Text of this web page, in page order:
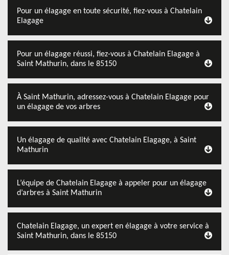
Pour un élagage en toute sécurité, fiez-vous à Chatelain
Elagage
Pour un élagage réussi, fiez-vous à Chatelain Elagage à
Saint Mathurin, dans le 85150
À Saint Mathurin, adressez-vous à Chatelain Elagage pour
un élagage de vos arbres
Un élagage de qualité avec Chatelain Elagage, à Saint
Mathurin
L’équipe de Chatelain Elagage à appeler pour un élagage
d’arbres à Saint Mathurin
Chatelain Elagage, un expert en élagage à votre service à
Saint Mathurin, dans le 85150